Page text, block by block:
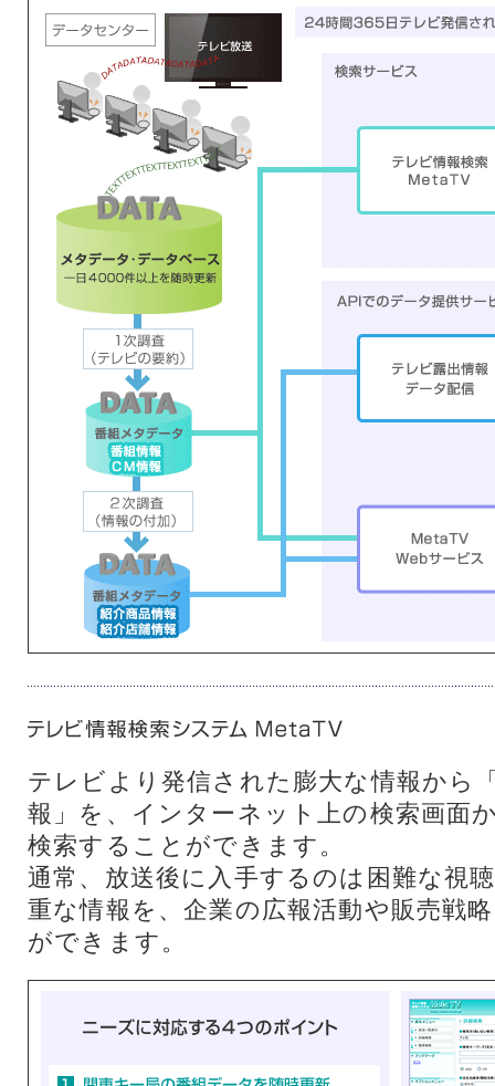
テレビより発信された膨大な情報から
報」を、インターネット上の検索画面
検索することができます。
通常、放送後に入手するのは困難な視
重な情報を、企業の広報活動や販売戦
ができます。